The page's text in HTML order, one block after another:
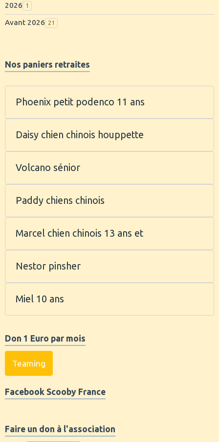
2026 1
Avant 2026 21
Nos paniers retraites
Phoenix petit podenco 11 ans
Daisy chien chinois houppette
Volcano sénior
Paddy chiens chinois
Marcel chien chinois 13 ans et
Nestor pinsher
Miel 10 ans
Don 1 Euro par mois
Teaming
Facebook Scooby France
Faire un don à l'association